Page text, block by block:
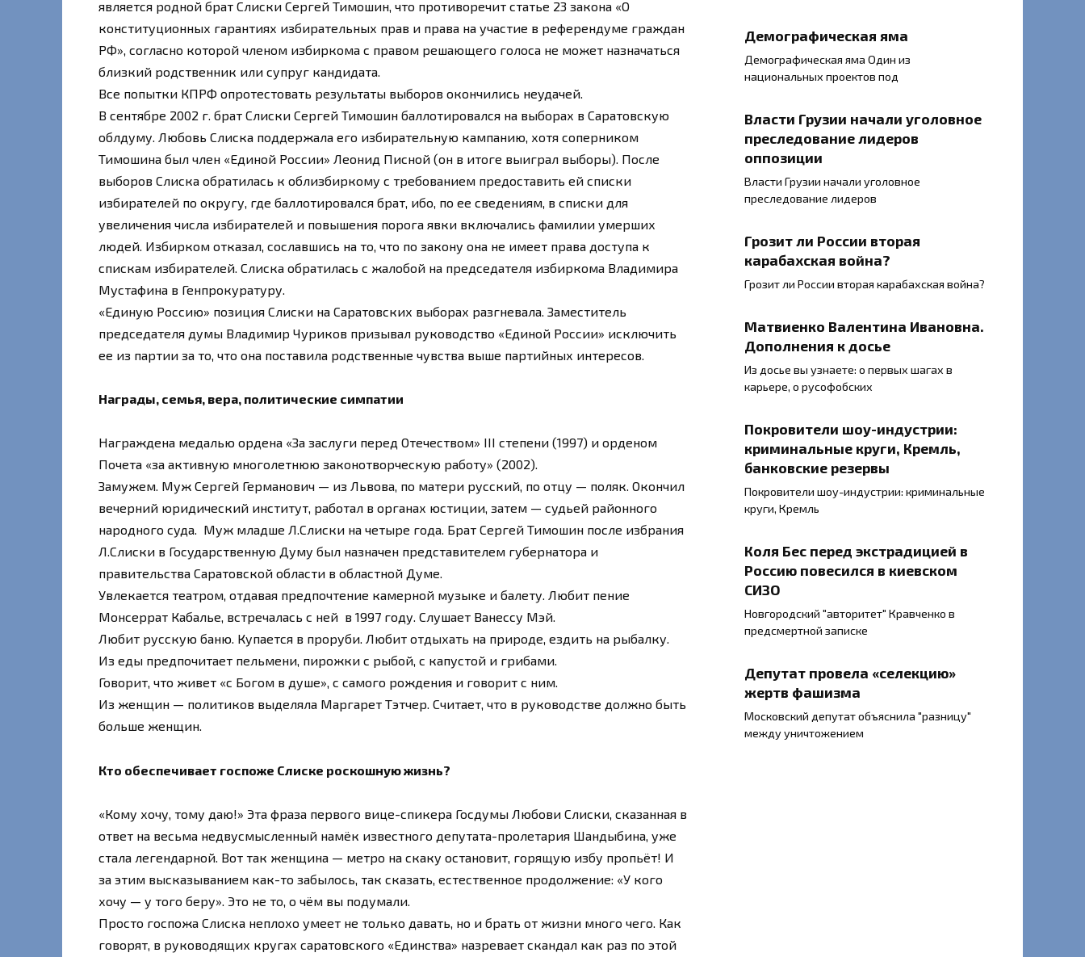
является родной брат Слиски Сергей Тимошин, что противоречит статье 23 закона «О
конституционных гарантиях избирательных прав и права на участие в референдуме граждан
РФ», согласно которой членом избиркома с правом решающего голоса не может назначаться
близкий родственник или супруг кандидата.
Все попытки КПРФ опротестовать результаты выборов окончились неудачей.
В сентябре 2002 г. брат Слиски Сергей Тимошин баллотировался на выборах в Саратовскую
облдуму. Любовь Слиска поддержала его избирательную кампанию, хотя соперником
Тимошина был член «Единой России» Леонид Писной (он в итоге выиграл выборы). После
выборов Слиска обратилась к облизбиркому с требованием предоставить ей списки
избирателей по округу, где баллотировался брат, ибо, по ее сведениям, в списки для
увеличения числа избирателей и повышения порога явки включались фамилии умерших
людей. Избирком отказал, сославшись на то, что по закону она не имеет права доступа к
спискам избирателей. Слиска обратилась с жалобой на председателя избиркома Владимира
Мустафина в Генпрокуратуру.
«Единую Россию» позиция Слиски на Саратовских выборах разгневала. Заместитель
председателя думы Владимир Чуриков призывал руководство «Единой России» исключить
ее из партии за то, что она поставила родственные чувства выше партийных интересов.
Награды, семья, вера, политические симпатии
Награждена медалью ордена «За заслуги перед Отечеством» III степени (1997) и орденом
Почета «за активную многолетнюю законотворческую работу» (2002).
Замужем. Муж Сергей Германович — из Львова, по матери русский, по отцу — поляк. Окончил
вечерний юридический институт, работал в органах юстиции, затем — судьей районного
народного суда. Муж младше Л.Слиски на четыре года. Брат Сергей Тимошин после избрания
Л.Слиски в Государственную Думу был назначен представителем губернатора и
правительства Саратовской области в областной Думе.
Увлекается театром, отдавая предпочтение камерной музыке и балету. Любит пение
Монсеррат Кабалье, встречалась с ней в 1997 году. Слушает Ванессу Мэй.
Любит русскую баню. Купается в проруби. Любит отдыхать на природе, ездить на рыбалку.
Из еды предпочитает пельмени, пирожки с рыбой, с капустой и грибами.
Говорит, что живет «с Богом в душе», с самого рождения и говорит с ним.
Из женщин — политиков выделяла Маргарет Тэтчер. Считает, что в руководстве должно быть
больше женщин.
Кто обеспечивает госпоже Слиске роскошную жизнь?
«Кому хочу, тому даю!» Эта фраза первого вице-спикера Госдумы Любови Слиски, сказанная в
ответ на весьма недвусмысленный намёк известного депутата-пролетария Шандыбина, уже
стала легендарной. Вот так женщина — метро на скаку остановит, горящую избу пропьёт! И
за этим высказыванием как-то забылось, так сказать, естественное продолжение: «У кого
хочу — у того беру». Это не то, о чём вы подумали.
Просто госпожа Слиска неплохо умеет не только давать, но и брать от жизни много чего. Как
говорят, в руководящих кругах саратовского «Единства» назревает скандал как раз по этой
Демографическая яма
Демографическая яма Один из
национальных проектов под
Власти Грузии начали уголовное
преследование лидеров
оппозиции
Власти Грузии начали уголовное
преследование лидеров
Грозит ли России вторая
карабахская война?
Грозит ли России вторая карабахская война?
Матвиенко Валентина Ивановна.
Дополнения к досье
Из досье вы узнаете: о первых шагах в
карьере, о русофобских
Покровители шоу-индустрии:
криминальные круги, Кремль,
банковские резервы
Покровители шоу-индустрии: криминальные
круги, Кремль
Коля Бес перед экстрадицией в
Россию повесился в киевском
СИЗО
Новгородский "авторитет" Кравченко в
предсмертной записке
Депутат провела «селекцию»
жертв фашизма
Московский депутат объяснила "разницу"
между уничтожением